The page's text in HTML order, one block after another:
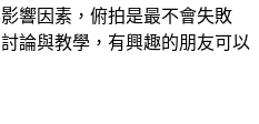
響因素，俯拍是最不會失敗
論與教學，有興趣的朋友可以